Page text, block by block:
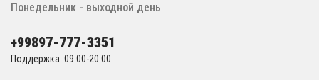
Понедельник - выходной день
+99897-777-3351
Поддержка: 09:00-20:00